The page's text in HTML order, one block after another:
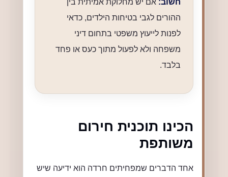
ההורים לגבי בטיחות הילדים, כדאי
לפנות לייעוץ משפטי בתחום דיני
משפחה ולא לפעול מתוך כעס או פחד
בלבד.
הכינו תוכנית חירום
משותפת
אחד הדברים שמפחיתים חרדה הוא ידיעה שיש